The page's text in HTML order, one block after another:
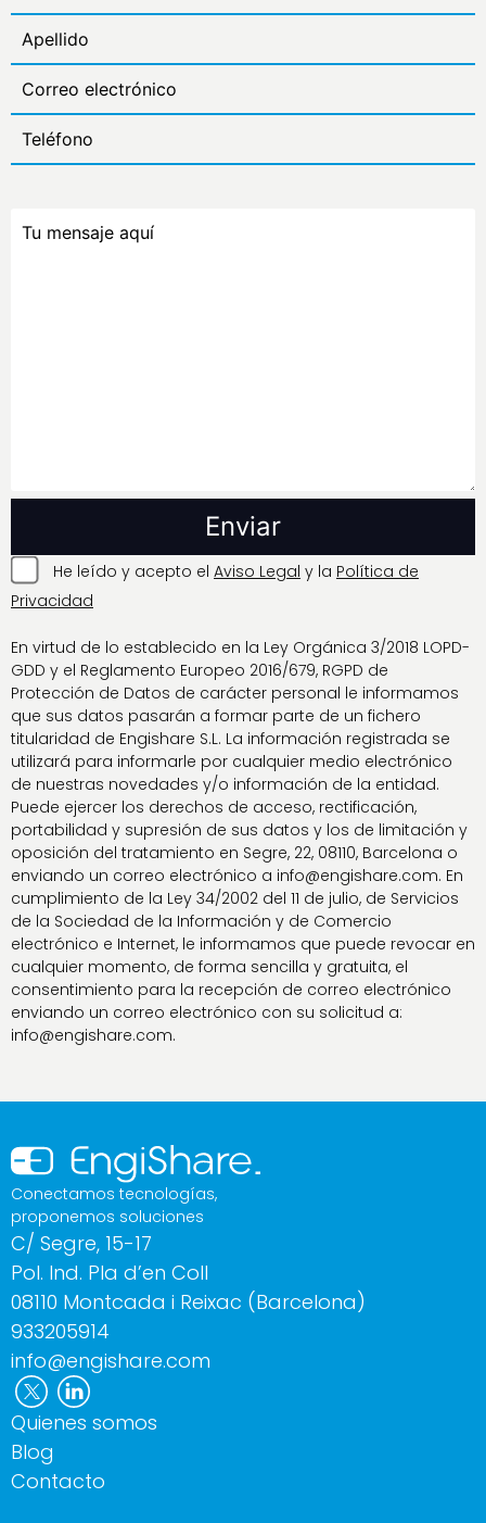
He leído y acepto el Aviso Legal y la Política de
Privacidad
En virtud de lo establecido en la Ley Orgánica 3/2018 LOPD-
GDD y el Reglamento Europeo 2016/679, RGPD de
Protección de Datos de carácter personal le informamos
que sus datos pasarán a formar parte de un fichero
titularidad de Engishare S.L. La información registrada se
utilizará para informarle por cualquier medio electrónico
de nuestras novedades y/o información de la entidad.
Puede ejercer los derechos de acceso, rectificación,
portabilidad y supresión de sus datos y los de limitación y
oposición del tratamiento en Segre, 22, 08110, Barcelona o
enviando un correo electrónico a info@engishare.com. En
cumplimiento de la Ley 34/2002 del 11 de julio, de Servicios
de la Sociedad de la Información y de Comercio
electrónico e Internet, le informamos que puede revocar en
cualquier momento, de forma sencilla y gratuita, el
consentimiento para la recepción de correo electrónico
enviando un correo electrónico con su solicitud a:
info@engishare.com.
Conectamos tecnologías,
proponemos soluciones
Quienes somos
Blog
Contacto
C/ Segre, 15-17
Pol. Ind. Pla d’en Coll
08110 Montcada i Reixac (Barcelona)
933205914
info@engishare.com